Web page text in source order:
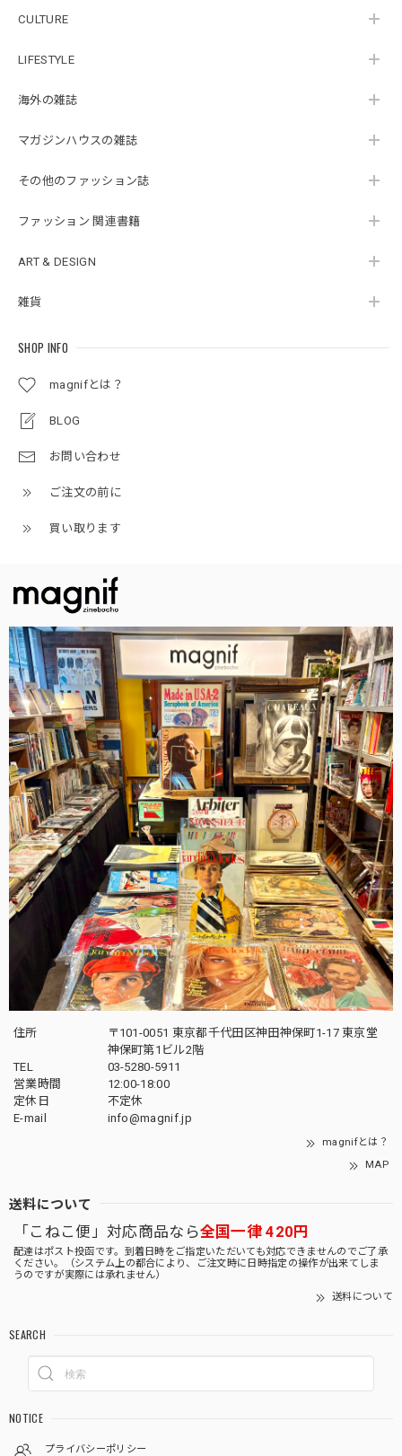
CULTURE
LIFESTYLE
海外の雑誌
マガジンハウスの雑誌
その他のファッション誌
ファッション 関連書籍
ART & DESIGN
雑貨
SHOP INFO
magnifとは？
BLOG
お問い合わせ
ご注文の前に
買い取ります
住所
〒101-0051 東京都千代田区神田神保町1-17 東京堂
神保町第1ビル2階
TEL
03-5280-5911
営業時間
12:00-18:00
定休日
不定休
E-mail
info@magnif.jp
magnifとは？
MAP
送料について
「こねこ便」対応商品なら全国一律 420円
配達はポスト投函です。到着日時をご指定いただいても対応できませんのでご了承
ください。（システム上の都合により、ご注文時に日時指定の操作が出来てしま
うのですが実際には承れません）
送料について
SEARCH
NOTICE
プライバシーポリシー